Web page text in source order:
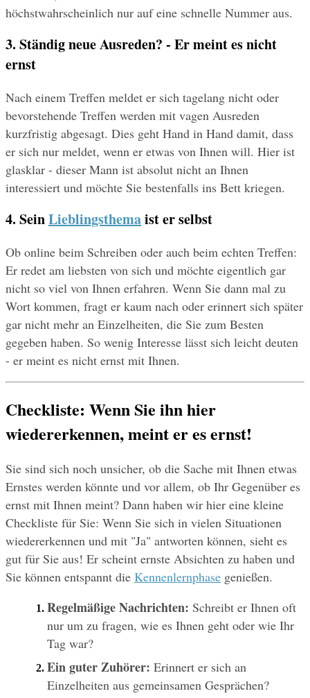
höchstwahrscheinlich nur auf eine schnelle Nummer aus.
3. Ständig neue Ausreden? - Er meint es nicht
ernst
Nach einem Treffen meldet er sich tagelang nicht oder
bevorstehende Treffen werden mit vagen Ausreden
kurzfristig abgesagt. Dies geht Hand in Hand damit, dass
er sich nur meldet, wenn er etwas von Ihnen will. Hier ist
glasklar - dieser Mann ist absolut nicht an Ihnen
interessiert und möchte Sie bestenfalls ins Bett kriegen.
4. Sein Lieblingsthema ist er selbst
Ob online beim Schreiben oder auch beim echten Treffen:
Er redet am liebsten von sich und möchte eigentlich gar
nicht so viel von Ihnen erfahren. Wenn Sie dann mal zu
Wort kommen, fragt er kaum nach oder erinnert sich später
gar nicht mehr an Einzelheiten, die Sie zum Besten
gegeben haben. So wenig Interesse lässt sich leicht deuten
- er meint es nicht ernst mit Ihnen.
Checkliste: Wenn Sie ihn hier
wiedererkennen, meint er es ernst!
Sie sind sich noch unsicher, ob die Sache mit Ihnen etwas
Ernstes werden könnte und vor allem, ob Ihr Gegenüber es
ernst mit Ihnen meint? Dann haben wir hier eine kleine
Checkliste für Sie: Wenn Sie sich in vielen Situationen
wiedererkennen und mit "Ja" antworten können, sieht es
gut für Sie aus! Er scheint ernste Absichten zu haben und
Sie können entspannt die Kennenlernphase genießen.
Regelmäßige Nachrichten: Schreibt er Ihnen oft
nur um zu fragen, wie es Ihnen geht oder wie Ihr
Tag war?
Ein guter Zuhörer: Erinnert er sich an
Einzelheiten aus gemeinsamen Gesprächen?